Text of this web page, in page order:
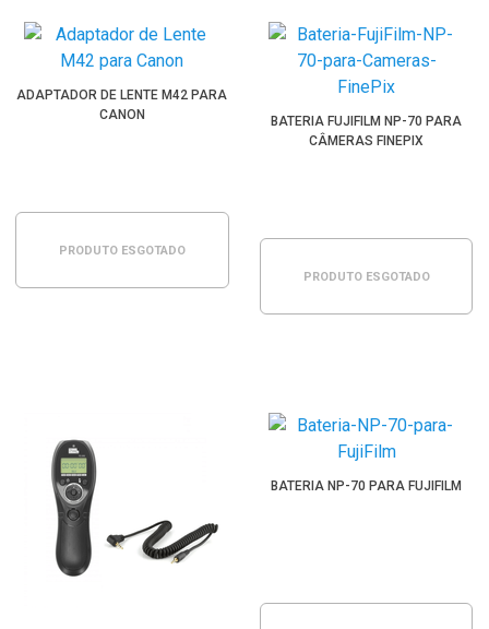
ADAPTADOR DE LENTE M42 PARA
CANON
PRODUTO ESGOTADO
BATERIA FUJIFILM NP-70 PARA
CÂMERAS FINEPIX
PRODUTO ESGOTADO
BATERIA NP-70 PARA FUJIFILM